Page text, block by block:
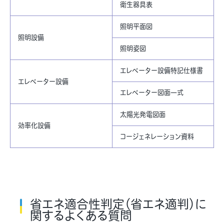
衛生器具表
照明設備
照明平面図
照明姿図
エレベーター設備
エレベーター設備特記仕様書
エレベーター図面一式
効率化設備
太陽光発電図面
コージェネレーション資料
省エネ適合性判定（省エネ適判）に
関するよくある質問